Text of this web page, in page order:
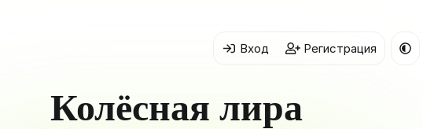
Вход Регистрация
Колёсная лира